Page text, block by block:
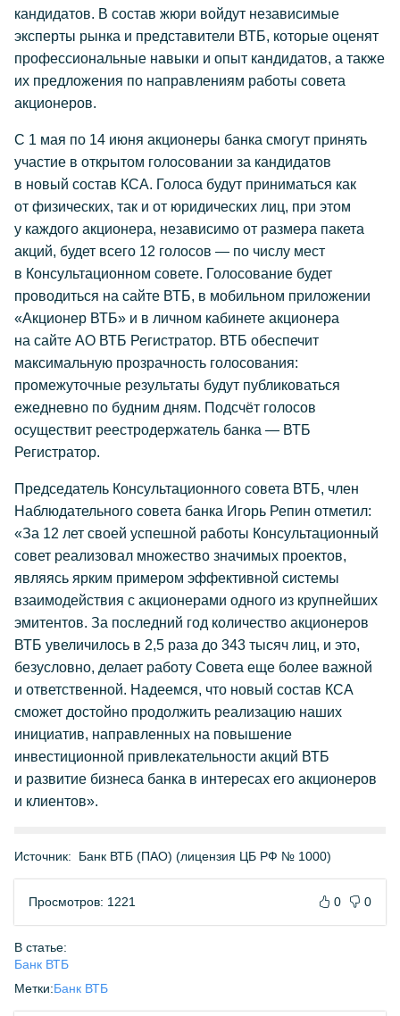
кандидатов. В состав жюри войдут независимые
эксперты рынка и представители ВТБ, которые оценят
профессиональные навыки и опыт кандидатов, а также
их предложения по направлениям работы совета
акционеров.
С 1 мая по 14 июня акционеры банка смогут принять
участие в открытом голосовании за кандидатов
в новый состав КСА. Голоса будут приниматься как
от физических, так и от юридических лиц, при этом
у каждого акционера, независимо от размера пакета
акций, будет всего 12 голосов — по числу мест
в Консультационном совете. Голосование будет
проводиться на сайте ВТБ, в мобильном приложении
«Акционер ВТБ» и в личном кабинете акционера
на сайте АО ВТБ Регистратор. ВТБ обеспечит
максимальную прозрачность голосования:
промежуточные результаты будут публиковаться
ежедневно по будним дням. Подсчёт голосов
осуществит реестродержатель банка — ВТБ
Регистратор.
Председатель Консультационного совета ВТБ, член
Наблюдательного совета банка Игорь Репин отметил:
«За 12 лет своей успешной работы Консультационный
совет реализовал множество значимых проектов,
являясь ярким примером эффективной системы
взаимодействия с акционерами одного из крупнейших
эмитентов. За последний год количество акционеров
ВТБ увеличилось в 2,5 раза до 343 тысяч лиц, и это,
безусловно, делает работу Совета еще более важной
и ответственной. Надеемся, что новый состав КСА
сможет достойно продолжить реализацию наших
инициатив, направленных на повышение
инвестиционной привлекательности акций ВТБ
и развитие бизнеса банка в интересах его акционеров
и клиентов».
Источник: Банк ВТБ (ПАО) (лицензия ЦБ РФ № 1000)
Просмотров: 1221 0 0
В статье:
Банк ВТБ
Метки:Банк ВТБ